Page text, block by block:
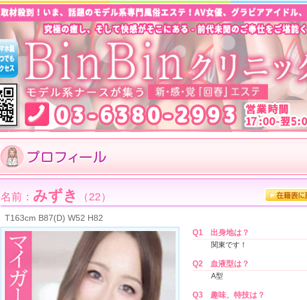
名前： みずき （22）
T163cm B87(D) W52 H82
Q1 出身地は？
関東です！
Q2 血液型は？
A型
Q3 趣味、特技は？